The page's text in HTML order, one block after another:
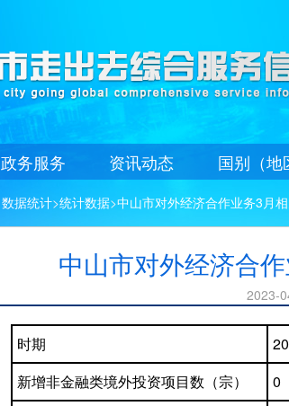
政务服务 资讯动态 国别（地
数据统计>统计数据>中山市对外经济合作业务3月
中山市对外经济合
2023-
时期
新增非金融类境外投资项目数（宗）
0